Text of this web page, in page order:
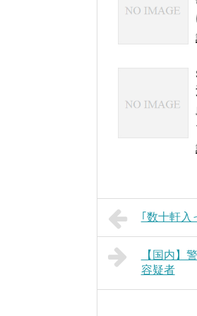
｢数十軒入
【国内】
容疑者